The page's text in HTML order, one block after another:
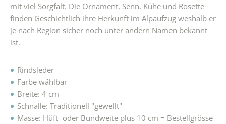
mit viel Sorgfalt. Die Ornament, Senn, Kühe und Rosette
finden Geschichtlich ihre Herkunft im Alpaufzug weshalb er
je nach Region sicher noch unter andern Namen bekannt
ist.
Rindsleder
Farbe wählbar
Breite: 4 cm
Schnalle: Traditionell "gewellt"
Masse: Hüft- oder Bundweite plus 10 cm = Bestellgrösse